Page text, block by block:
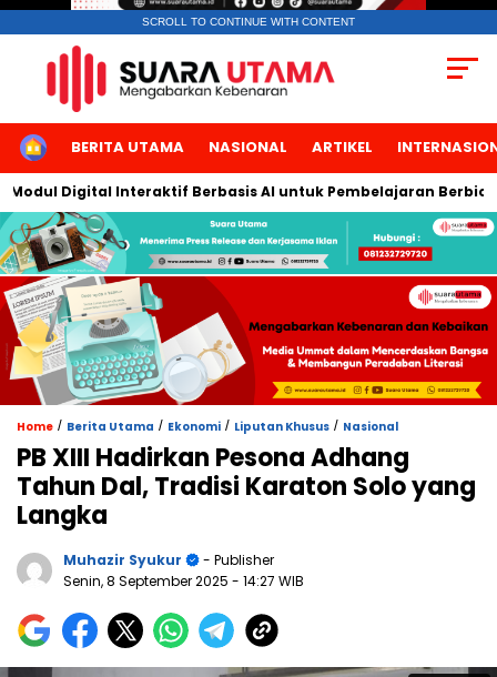
SCROLL TO CONTINUE WITH CONTENT
HOMEBERITA UTAMA NASIONAL ARTIKEL
Digital Interaktif Berbasis AI untuk Pembelajaran Berbicara
Home / Berita Utama / Ekonomi / Liputan Khusus / Nasional
PB XIII Hadirkan Pesona Adhang
Tahun Dal, Tradisi Karaton Solo yang
Langka
Muhazir Syukur
- Publisher
Senin, 8 September 2025 - 14:27 WIB